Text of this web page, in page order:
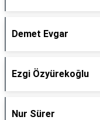
Demet Evgar
Ezgi Özyürekoğlu
Nur Sürer